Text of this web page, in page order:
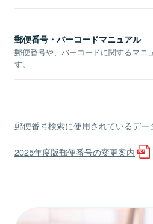
郵便番号・バーコードマニュアル
郵便番号や、バーコードに関するマニ
す。
郵便番号検索に使用されているデー
2025年度版郵便番号の変更案内